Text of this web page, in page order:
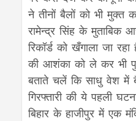
ने तीनों बैलों को भी मुक्त
रामेन्द्र सिंह के मुताबिक
रिकॉर्ड को खँगाला जा
की आशंका को ले कर भी
बताते चलें कि साधु वेश में
गिरफ्तारी की ये पहली
बिहार के हाजीपुर में एक